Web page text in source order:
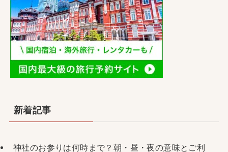
新着記事
神社のお参りは何時まで？朝・昼・夜の意味とご利